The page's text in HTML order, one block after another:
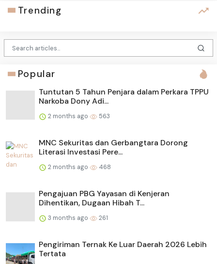
Trending
Popular
Tuntutan 5 Tahun Penjara dalam Perkara TPPU
Narkoba Dony Adi...
2 months ago 563
MNC Sekuritas dan Gerbangtara Dorong
Literasi Investasi Pere...
2 months ago 468
Pengajuan PBG Yayasan di Kenjeran
Dihentikan, Dugaan Hibah T...
3 months ago 261
Pengiriman Ternak Ke Luar Daerah 2026 Lebih
Tertata